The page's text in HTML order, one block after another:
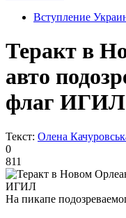
Вступление
Теракт в
авто
флаг ИГИЛ
Текст: Олена
0
811
На пикапе